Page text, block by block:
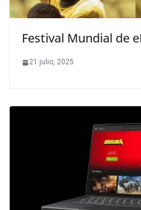
Festival Mundial de
21 julio, 2025